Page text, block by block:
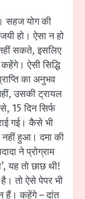
सहज योग की
हो। ऐसा न हो
सकते, इसलिए
ऐसी सिद्धि
का अनुभव
उसकी ट्रायल
15 दिन सिर्फ
गई। कैसे भी
नहीं हुआ। दमा की
ने प्रोग्राम
यह तो छाछ थी!
तो ऐसे पेपर भी
हैं। कहेंगे – दांत